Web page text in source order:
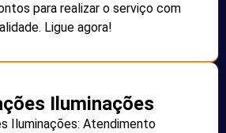
para realizar o serviço com
Ligue agora!
Iluminações
Iluminações: Atendimento